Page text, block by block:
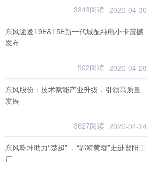
3843阅读 2026-04-30
东风途逸T9E&T5E新一代城配纯电小卡震撼
发布
502阅读 2026-04-28
东风股份：技术赋能产业升级，引领高质量
发展
3627阅读 2026-04-24
东风乾坤助力“楚超” ，“郭靖黄蓉”走进襄阳工
厂